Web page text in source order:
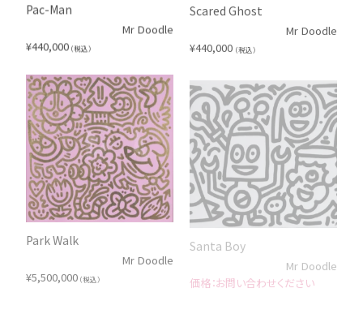
Pac-Man
Mr Doodle
¥440,000 （税込）
Scared Ghost
Mr Doodle
¥440,000 （税込）
Park Walk
Mr Doodle
¥5,500,000
お問い合わせください